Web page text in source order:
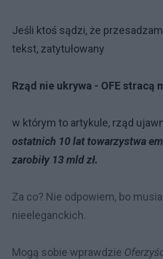
Jeśli ktoś sądzi, że
tekst, zatytułowany
Rząd nie ukrywa - OFE stracą
w którym to artykule, rząd
ostatnich 10 lat towarzystwa
zarobiły 13 mld zł.
Za co? Nie odpowiem, bo
nieeleganckich.
Mogą sobie wprawdzie